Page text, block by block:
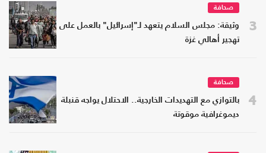
3
صحافة
وثيقة: مجلس السلام يتعهد لـ"إسرائيل" بالعمل على
تهجير أهالي غزة
4
صحافة
بالتوازي مع التهديدات الخارجية.. الاحتلال يواجه قنبلة
ديموغرافية موقوتة